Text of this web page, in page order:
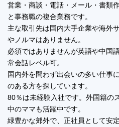
営業・商談・電話・メール・書類
と事務職の複合業務です。
主な取引先は国内大手企業や海外
やノルマはありません。
必須ではありませんが英語や中国
常会話レベル可。
国内外を問わず出会いの多い仕事
のある方を探しています。
80％は未経験入社です。外国籍の
中のママも活躍中です。
緑豊かな郊外で、正社員として安